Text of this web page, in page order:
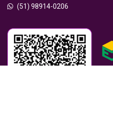
(51) 98914-0206